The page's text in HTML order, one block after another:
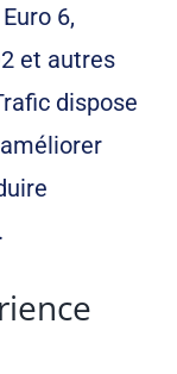
6,
et autres
dispose